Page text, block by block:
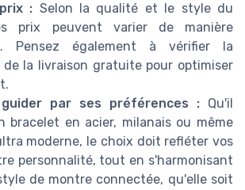
: Selon la qualité et le style du
prix peuvent varier de manière
Pensez également à vérifier la
de la livraison gratuite pour optimiser
par ses préférences : Qu'il
bracelet en acier, milanais ou même
moderne, le choix doit refléter vos
personnalité, tout en s'harmonisant
de montre connectée, qu'elle soit